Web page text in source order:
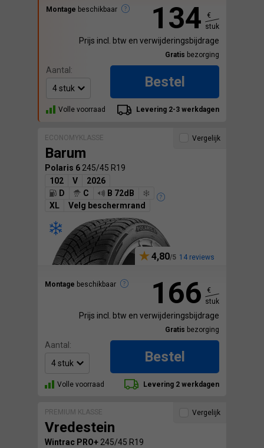
Montage beschikbaar 134
€
stuk
Prijs incl. btw en verwijderingsbijdrage
Gratis bezorging
Aantal:
Bestel
Volle voorraad Levering 2-3 werkdagen
ECONOMYKLASSE
Barum
Polaris 6 245/45 R19
102
V
2026
D
C
B 72dB
XL
Velg beschermrand
4,80 14 reviews
Montage beschikbaar
Vergelijk
166
€
stuk
Prijs incl. btw en verwijderingsbijdrage
Gratis bezorging
Aantal:
Bestel
Volle voorraad Levering 2 werkdagen
PREMIUM KLASSE
Vredestein
Wintrac PRO+ 245/45 R19
Vergelijk